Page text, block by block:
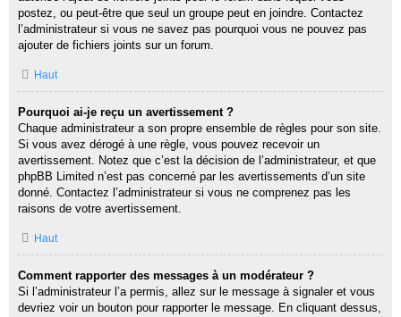
postez, ou peut-être que seul un groupe peut en joindre. Contactez
l’administrateur si vous ne savez pas pourquoi vous ne pouvez pas
ajouter de fichiers joints sur un forum.
Haut
Pourquoi ai-je reçu un avertissement ?
Chaque administrateur a son propre ensemble de règles pour son site.
Si vous avez dérogé à une règle, vous pouvez recevoir un
avertissement. Notez que c’est la décision de l’administrateur, et que
phpBB Limited n’est pas concerné par les avertissements d’un site
donné. Contactez l’administrateur si vous ne comprenez pas les
raisons de votre avertissement.
Haut
Comment rapporter des messages à un modérateur ?
Si l’administrateur l’a permis, allez sur le message à signaler et vous
devriez voir un bouton pour rapporter le message. En cliquant dessus,